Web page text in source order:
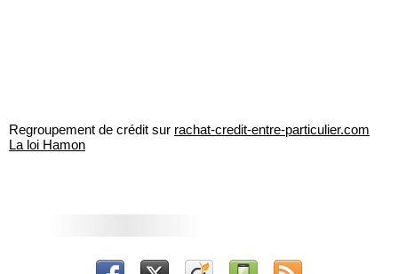
Regroupement de crédit sur rachat-credit-entre-particulier.com
La loi Hamon